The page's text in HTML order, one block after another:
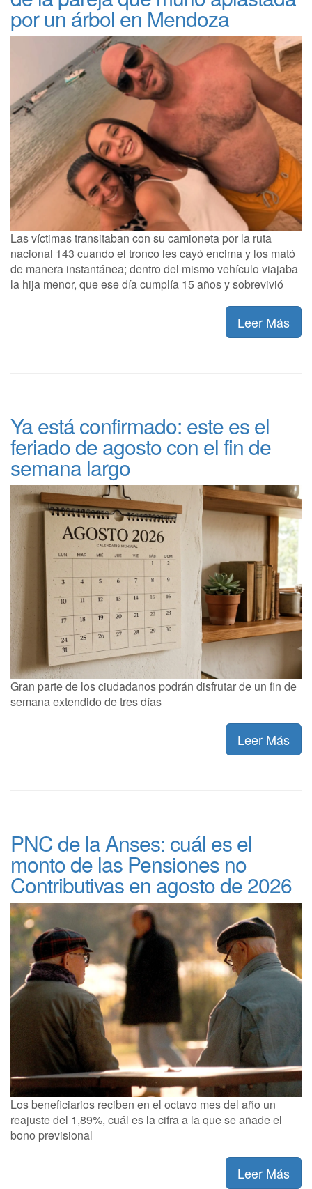
por un árbol en Mendoza
Las víctimas transitaban con su camioneta por la ruta
nacional 143 cuando el tronco les cayó encima y los mató
de manera instantánea; dentro del mismo vehículo viajaba
la hija menor, que ese día cumplía 15 años y sobrevivió
Leer Más
Ya está confirmado: este es el
feriado de agosto con el fin de
semana largo
Gran parte de los ciudadanos podrán disfrutar de un fin de
semana extendido de tres días
Leer Más
PNC de la Anses: cuál es el
monto de las Pensiones no
Contributivas en agosto de 2026
Los beneficiarios reciben en el octavo mes del año un
reajuste del 1,89%, cuál es la cifra a la que se añade el
bono previsional
Leer Más